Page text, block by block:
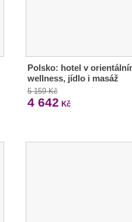
Polsko: hotel v
wellness, jídlo i masáž
5 159 Kč
4 642 Kč